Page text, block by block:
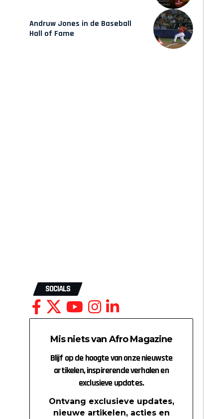
Andruw Jones in de Baseball
Hall of Fame
SOCIALS
Mis niets van Afro Magazine
Blijf op de hoogte van onze nieuwste
artikelen, inspirerende verhalen en
exclusieve updates.
Ontvang exclusieve updates,
nieuwe artikelen, acties en